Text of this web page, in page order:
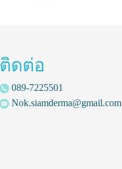
ติดต่อ
089-7225501
Nok.siamderma@gmail.com